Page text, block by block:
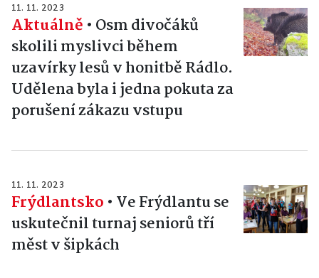
11. 11. 2023
Aktuálně • Osm divočáků
skolili myslivci během
uzavírky lesů v honitbě Rádlo.
Udělena byla i jedna pokuta za
porušení zákazu vstupu
11. 11. 2023
Frýdlantsko • Ve Frýdlantu se
uskutečnil turnaj seniorů tří
měst v šipkách